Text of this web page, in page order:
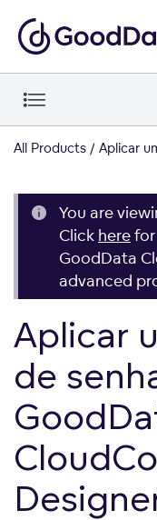
All Products Aplicar
You are
Click here
GoodData
advanced
Aplicar
de